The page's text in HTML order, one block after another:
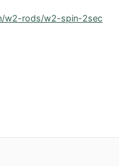
w2-rods/w2-spin-2sec